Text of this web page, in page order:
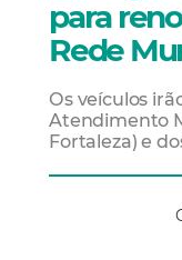
para
Rede
Os veículos
Atendimento
Fortaleza) e